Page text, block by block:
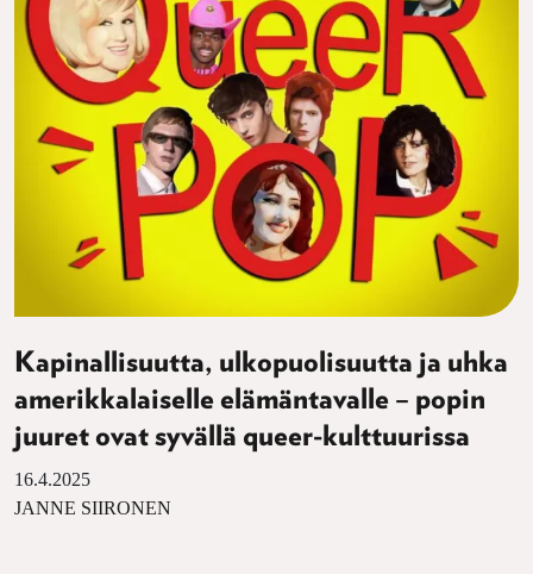
Kapinallisuutta, ulkopuolisuutta ja uhka
amerikkalaiselle elämäntavalle – popin
juuret ovat syvällä queer-kulttuurissa
16.4.2025
JANNE SIIRONEN